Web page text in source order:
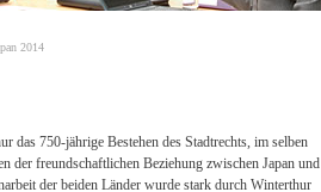
2014
das 750-jährige Bestehen des Stadtrechts, im selben
der freundschaftlichen Beziehung zwischen Japan und
der beiden Länder wurde stark durch Winterthur